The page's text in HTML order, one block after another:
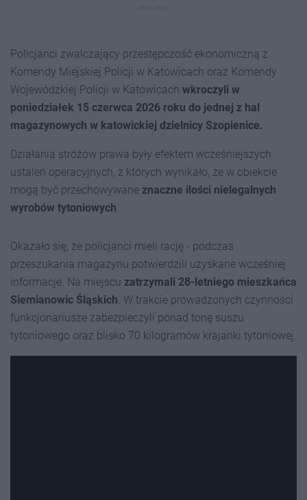
Policjanci zwalczający przestępczość ekonomiczną z
Komendy Miejskiej Policji w Katowicach oraz Komendy
Wojewódzkiej Policji w Katowicach wkroczyli w
poniedziałek 15 czerwca 2026 roku do jednej z hal
magazynowych w katowickiej dzielnicy Szopienice.
Działania stróżów prawa były efektem wcześniejszych
ustaleń operacyjnych, z których wynikało, że w obiekcie
mogą być przechowywane znaczne ilości nielegalnych
wyrobów tytoniowych.
Okazało się, że policjanci mieli rację - podczas
przeszukania magazynu potwierdzili uzyskane wcześniej
informacje. Na miejscu zatrzymali 28-letniego mieszkańca
Siemianowic Śląskich. W trakcie prowadzonych czynności
funkcjonariusze zabezpieczyli ponad tonę suszu
tytoniowego oraz blisko 70 kilogramów krajanki tytoniowej.